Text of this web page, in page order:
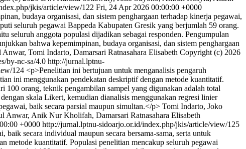
jkis/article/view/122 Fri, 24 Apr 2026 00:00:00 +0000
budaya organisasi, dan sistem penghargaan terhadap kinerja pegawai,
seluruh pegawai Bappeda Kabupaten Gresik yang berjumlah 59 orang.
seluruh anggota populasi dijadikan sebagai responden. Pengumpulan
bahwa kepemimpinan, budaya organisasi, dan sistem penghargaan
Tomi Indarto, Damarsari Ratnasahara Elisabeth Copyright (c) 2026
by-nc-sa/4.0 http://jurnal.lptnu-
124 <p>Penelitian ini bertujuan untuk menganalisis pengaruh
ini menggunakan pendekatan deskriptif dengan metode kuantitatif.
orang, teknik pengambilan sampel yang digunakan adalah total
skala Likert, kemudian dianalisis menggunakan regresi linier
baik secara parsial maupun simultan.</p> Tomi Indarto, Joko
Anik Nur Kholifah, Damarsari Ratnasahara Elisabeth
+0000 http://jurnal.lptnu-sidoarjo.or.id/index.php/jkis/article/view/125
secara individual maupun secara bersama-sama, serta untuk
metode kuantitatif. Populasi penelitian mencakup seluruh pegawai